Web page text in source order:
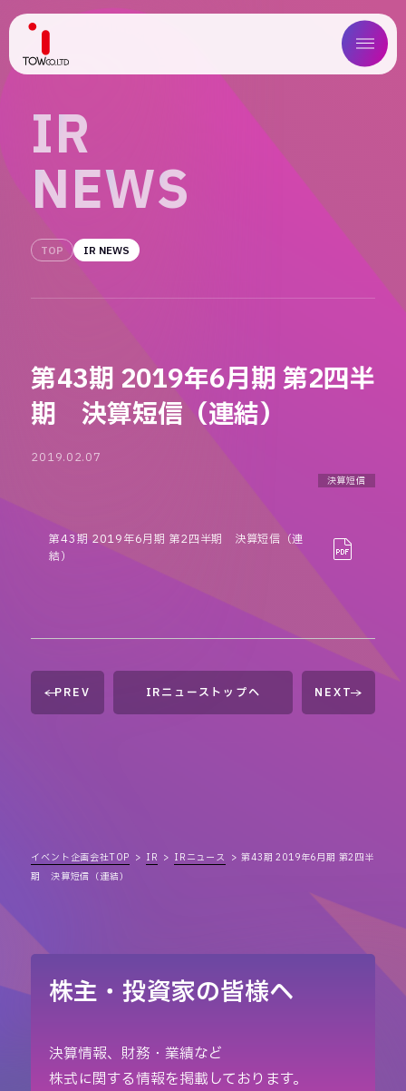
ABOUT US
WORKS
COMPANY
IR
IR
NEWS
TOP IR NEWS
第43期 2019年6月期 第2四半
期 決算短信（連結）
2019.02.07
決算短信
第43期 2019年6月期 第2四半期 決算短信（連
結）
PREV IRニューストップへ NEXT
イベント企画会社TOP IR IRニュース
第43期 2019年6月期 第2四半
期 決算短信（連結）
株主・投資家の皆様へ
決算情報、財務・業績など
株式に関する情報を掲載しております。